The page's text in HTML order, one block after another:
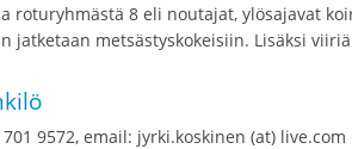
roturyhmästä 8 eli noutajat, ylösajavat
jatketaan metsästyskokeisiin. Lisäksi
9572, email: jyrki.koskinen (at) live.com